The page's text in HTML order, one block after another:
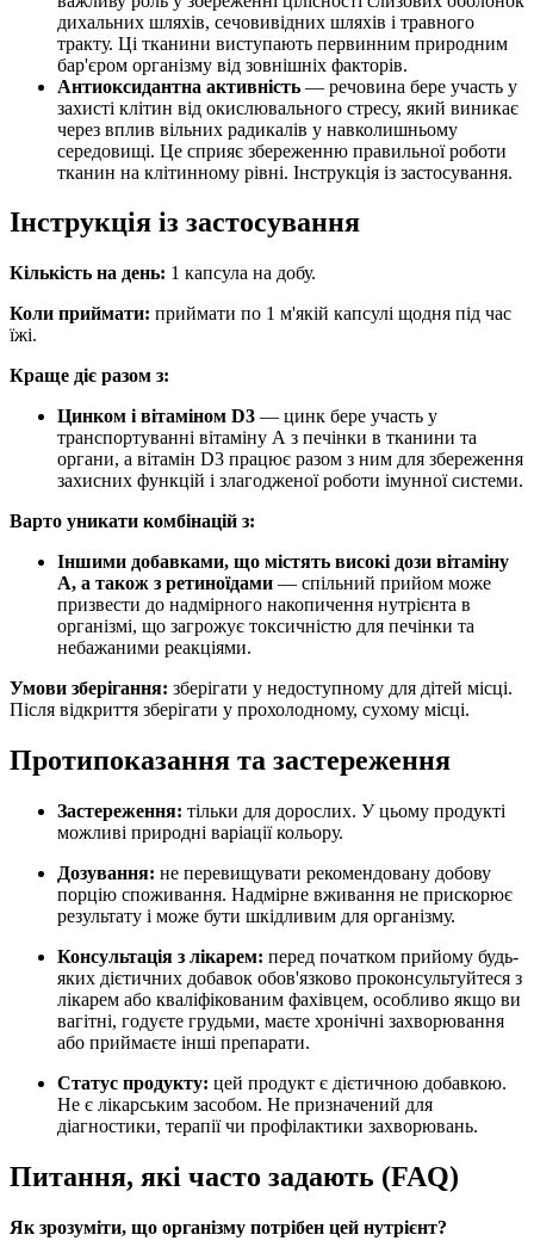
дихальних шляхів, сечовивідних шляхів і травного
тракту. Ці тканини виступають первинним природним
бар'єром організму від зовнішніх факторів.
Антиоксидантна активність — речовина бере участь у
захисті клітин від окислювального стресу, який виникає
через вплив вільних радикалів у навколишньому
середовищі. Це сприяє збереженню правильної роботи
тканин на клітинному рівні. Інструкція із застосування.
Інструкція із застосування
Кількість на день: 1 капсула на добу.
Коли приймати: приймати по 1 м'якій капсулі щодня під час
їжі.
Краще діє разом з:
Цинком і вітаміном D3 — цинк бере участь у
транспортуванні вітаміну А з печінки в тканини та
органи, а вітамін D3 працює разом з ним для збереження
захисних функцій і злагодженої роботи імунної системи.
Варто уникати комбінацій з:
Іншими добавками, що містять високі дози вітаміну
А, а також з ретиноїдами — спільний прийом може
призвести до надмірного накопичення нутрієнта в
організмі, що загрожує токсичністю для печінки та
небажаними реакціями.
Умови зберігання: зберігати у недоступному для дітей місці.
Після відкриття зберігати у прохолодному, сухому місці.
Протипоказання та застереження
Застереження: тільки для дорослих. У цьому продукті
можливі природні варіації кольору.
Дозування: не перевищувати рекомендовану добову
порцію споживання. Надмірне вживання не прискорює
результату і може бути шкідливим для організму.
Консультація з лікарем: перед початком прийому будь-
яких дієтичних добавок обов'язково проконсультуйтеся з
лікарем або кваліфікованим фахівцем, особливо якщо ви
вагітні, годуєте грудьми, маєте хронічні захворювання
або приймаєте інші препарати.
Статус продукту: цей продукт є дієтичною добавкою.
Не є лікарським засобом. Не призначений для
діагностики, терапії чи профілактики захворювань.
Питання, які часто задають (FAQ)
Як зрозуміти, що організму потрібен цей нутрієнт?